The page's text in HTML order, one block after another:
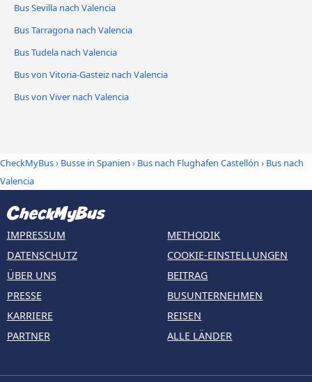
Bus Sevilla nach Valencia
Bus Tarragona nach Valencia
Bus Tudela nach Valencia
Bus von Vitoria-Gasteiz nach Valencia
Bus von Viver nach Valencia
CheckMyBus› Busse in Spanien › Bus nach Flughafen Castellón › Bus nach
Valencia
IMPRESSUM
DATENSCHUTZ
ÜBER UNS
PRESSE
KARRIERE
PARTNER
METHODIK
COOKIE-EINSTELLUNGEN
BEITRAG
BUSUNTERNEHMEN
REISEN
ALLE LÄNDER